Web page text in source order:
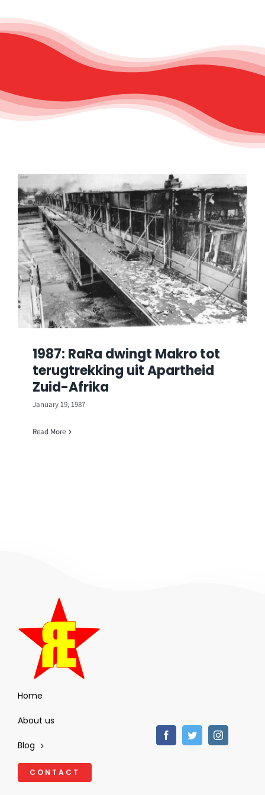
1987: RaRa dwingt Makro tot
terugtrekking uit Apartheid
Zuid-Afrika
January 19, 1987
Read More
Home
About us
Blog
CONTACT